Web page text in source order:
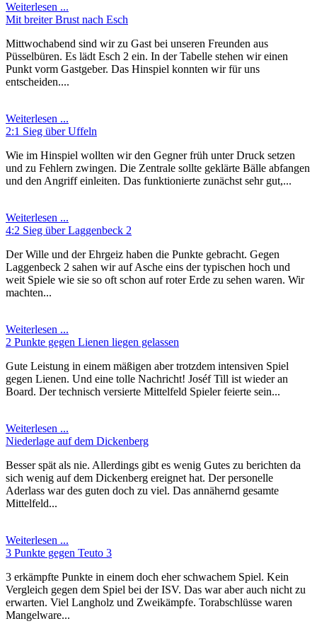
Weiterlesen ...
Mit breiter Brust nach Esch
Mittwochabend sind wir zu Gast bei unseren Freunden aus
Püsselbüren. Es lädt Esch 2 ein. In der Tabelle stehen wir einen
Punkt vorm Gastgeber. Das Hinspiel konnten wir für uns
entscheiden....
Weiterlesen ...
2:1 Sieg über Uffeln
Wie im Hinspiel wollten wir den Gegner früh unter Druck setzen
und zu Fehlern zwingen. Die Zentrale sollte geklärte Bälle abfangen
und den Angriff einleiten. Das funktionierte zunächst sehr gut,...
Weiterlesen ...
4:2 Sieg über Laggenbeck 2
Der Wille und der Ehrgeiz haben die Punkte gebracht. Gegen
Laggenbeck 2 sahen wir auf Asche eins der typischen hoch und
weit Spiele wie sie so oft schon auf roter Erde zu sehen waren. Wir
machten...
Weiterlesen ...
2 Punkte gegen Lienen liegen gelassen
Gute Leistung in einem mäßigen aber trotzdem intensiven Spiel
gegen Lienen. Und eine tolle Nachricht! Joséf Till ist wieder an
Board. Der technisch versierte Mittelfeld Spieler feierte sein...
Weiterlesen ...
Niederlage auf dem Dickenberg
Besser spät als nie. Allerdings gibt es wenig Gutes zu berichten da
sich wenig auf dem Dickenberg ereignet hat. Der personelle
Aderlass war des guten doch zu viel. Das annähernd gesamte
Mittelfeld...
Weiterlesen ...
3 Punkte gegen Teuto 3
3 erkämpfte Punkte in einem doch eher schwachem Spiel. Kein
Vergleich gegen dem Spiel bei der ISV. Das war aber auch nicht zu
erwarten. Viel Langholz und Zweikämpfe. Torabschlüsse waren
Mangelware...